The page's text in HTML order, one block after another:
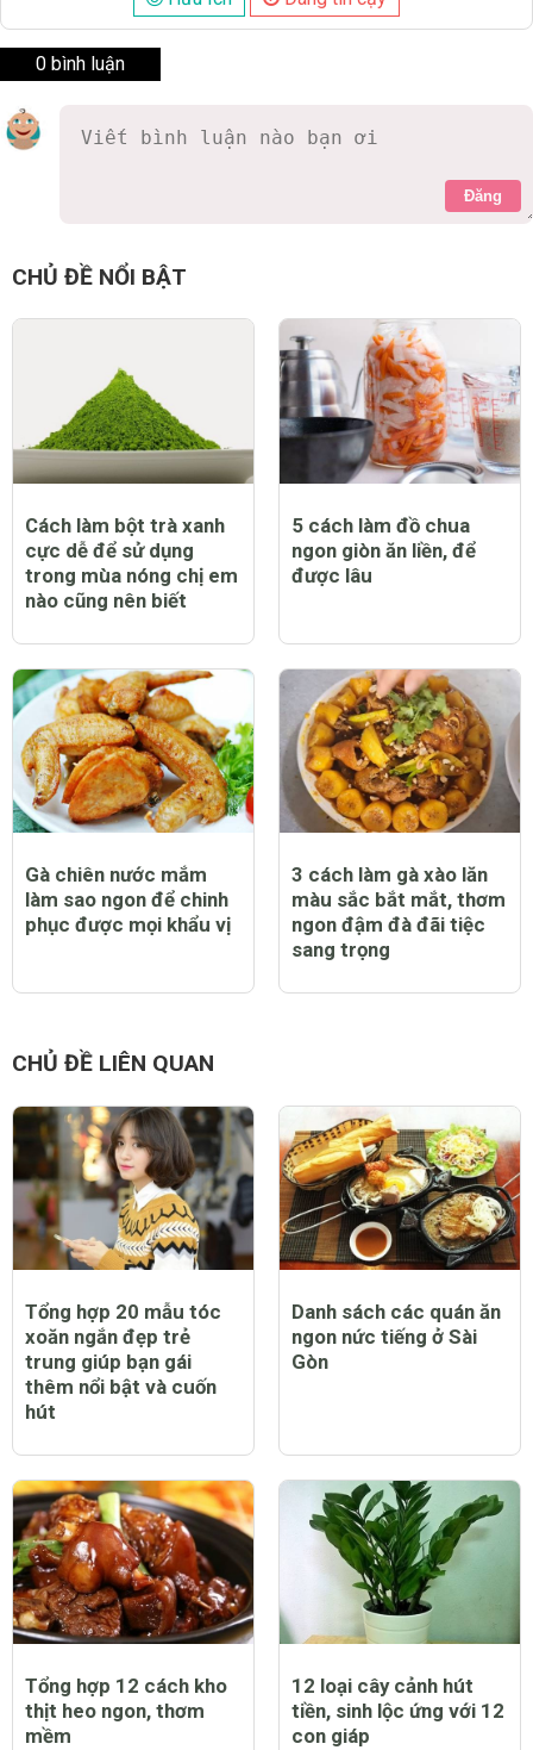
0 bình luận
Đăng
CHỦ ĐỀ NỔI BẬT
Cách làm bột trà xanh
cực dễ để sử dụng
trong mùa nóng chị em
nào cũng nên biết
5 cách làm đồ chua
ngon giòn ăn liền, để
được lâu
Gà chiên nước mắm
làm sao ngon để chinh
phục được mọi khẩu vị
3 cách làm gà xào lăn
màu sắc bắt mắt, thơm
ngon đậm đà đãi tiệc
sang trọng
CHỦ ĐỀ LIÊN QUAN
Tổng hợp 20 mẫu tóc
xoăn ngắn đẹp trẻ
trung giúp bạn gái
thêm nổi bật và cuốn
hút
Danh sách các quán ăn
ngon nức tiếng ở Sài
Gòn
Tổng hợp 12 cách kho
thịt heo ngon, thơm
mềm
12 loại cây cảnh hút
tiền, sinh lộc ứng với 12
con giáp